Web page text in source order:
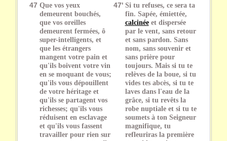
47 Que vos yeux
demeurent bouchés,
que vos oreilles
demeurent fermées, ô
super-intelligents, et
que les étrangers
mangent votre pain et
qu'ils boivent votre vin
en se moquant de vous;
qu'ils vous dépouillent
de votre héritage et
qu'ils se partagent vos
richesses; qu'ils vous
réduisent en esclavage
et qu'ils vous fassent
travailler pour rien sur
47' Si tu refuses, ce sera ta
fin. Sapée, émiettée,
calcinéeet dispersée
par le vent, sans retour
et sans pardon. Sans
nom, sans souvenir et
sans prière pour
toujours. Mais si tu te
relèves de la boue, si tu
vides tes abcès, si tu te
laves dans l'eau de la
grâce, si tu revêts la
robe nuptiale et si tu te
soumets à ton Seigneur
magnifique, tu
refleuriras la première